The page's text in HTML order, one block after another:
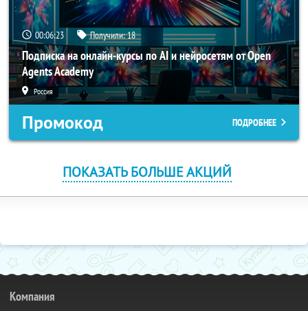
00:06:22 Получили:18
Подписка на онлайн-курсы по AI и нейросетям от Open
Agents Academy
Россия
Промокод ПОДРОБНЕЕ
ПОКАЗАТЬ БОЛЬШЕ АКЦИЙ
Компания